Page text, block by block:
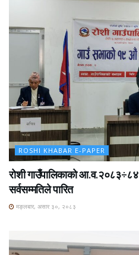
ROSHI KHABAR E-PAPER
रोशी गाउँपालिकाको
सर्वसम्मतिले पारित
मङ्लबार, असार ३०, २०८३